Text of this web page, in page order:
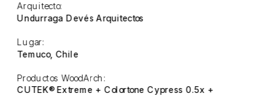
Arquitecto:
Undurraga Devés Arquitectos
Lugar:
Temuco, Chile
Productos WoodArch:
CUTEK® Extreme + Colortone Cypress 0.5x +